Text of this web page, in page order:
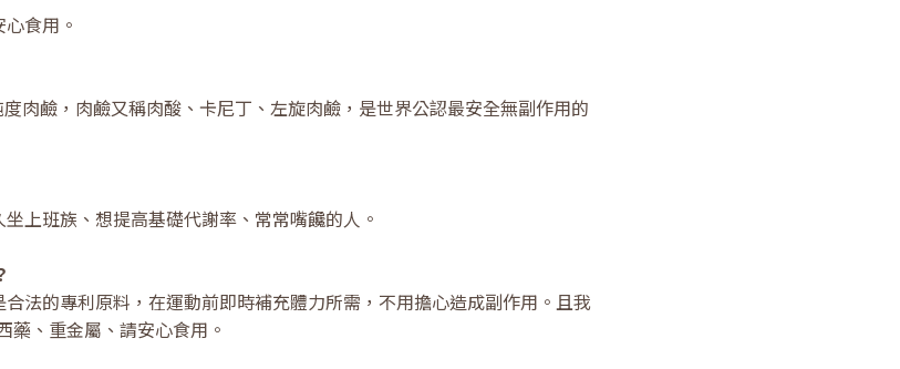
食用。
肉鹼，肉鹼又稱肉酸、卡尼丁、左旋肉鹼，是世界公認最安全無副作用的
上班族、想提高基礎代謝率、常常嘴饞的人。
法的專利原料，在運動前即時補充體力所需，不用擔心造成副作用。且我
藥、重金屬、請安心食用。